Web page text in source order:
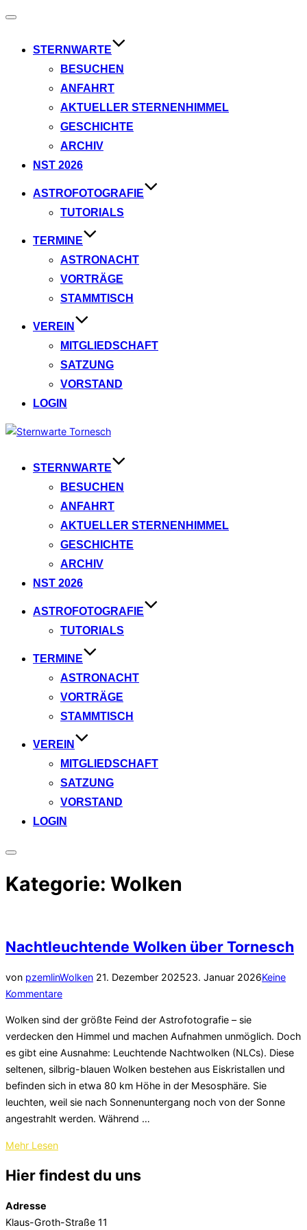
Navigation
STERNWARTE
BESUCHEN
ANFAHRT
AKTUELLER STERNENHIMMEL
GESCHICHTE
ARCHIV
NST 2026
ASTROFOTOGRAFIE
TUTORIALS
TERMINE
ASTRONACHT
VORTRÄGE
STAMMTISCH
VEREIN
MITGLIEDSCHAFT
SATZUNG
VORSTAND
LOGIN
Zum
springenSTERNWARTE
BESUCHEN
ANFAHRT
AKTUELLER STERNENHIMMEL
GESCHICHTE
ARCHIV
NST 2026
ASTROFOTOGRAFIE
TUTORIALS
TERMINE
ASTRONACHT
VORTRÄGE
STAMMTISCH
VEREIN
MITGLIEDSCHAFT
SATZUNG
VORSTAND
LOGIN
Seitenleiste
Navigation
umschalten
Kategorie: Wolken
Nachtleuchtende Wolken über Tornesch
von pzemlinWolkenVeröffentlicht
21. Dezember 202523. Januar 2026Keine
Kommentare
Wolken sind der größte Feind der Astrofotografie – sie
verdecken den Himmel und machen Aufnahmen unmöglich. Doch
es gibt eine Ausnahme: Leuchtende Nachtwolken (NLCs). Diese
seltenen, silbrig-blauen Wolken bestehen aus Eiskristallen und
befinden sich in etwa 80 km Höhe in der Mesosphäre. Sie
leuchten, weil sie nach Sonnenuntergang noch von der Sonne
angestrahlt werden. Während …
Mehr über
Wolken
Tornesch“
Lesen
Hier findest du uns
Adresse
Klaus-Groth-Straße 11